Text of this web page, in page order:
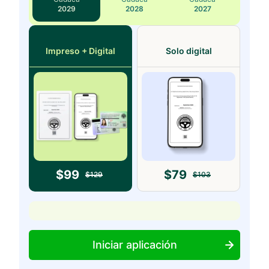
2029
2028
2027
Impreso + Digital
$99 $129
Solo digital
$79 $103
Iniciar aplicación